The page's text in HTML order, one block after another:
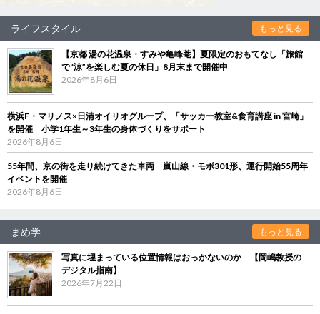
ライフスタイル もっと見る
【京都 湯の花温泉・すみや亀峰菴】夏限定のおもてなし「旅館
で“涼”を楽しむ夏の休日」8月末まで開催中
2026年8月6日
横浜F・マリノス×日清オイリオグループ、「サッカー教室&食育講座 in 宮崎」
を開催 小学1年生～3年生の身体づくりをサポート
2026年8月6日
55年間、京の街を走り続けてきた車両 嵐山線・モボ301形、運行開始55周年
イベントを開催
2026年8月6日
まめ学 もっと見る
写真に埋まっている位置情報はおっかないのか 【岡嶋教授の
デジタル指南】
2026年7月22日